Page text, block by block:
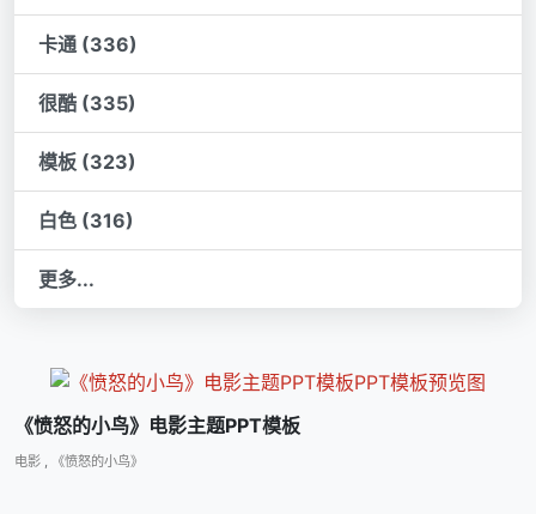
卡通 (336)
很酷 (335)
模板 (323)
白色 (316)
更多...
《愤怒的小鸟》电影主题PPT模板
电影 , 《愤怒的小鸟》